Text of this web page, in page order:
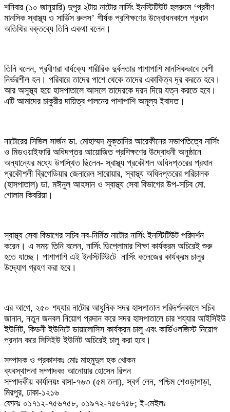
শনিবার (১০ জানুয়ারি) দুপুর ২টায় নাটোর নার্সিং ইনস্টিটিউট হলরুমে ‘প্রবীণ
মানসিক স্বাস্থ্য ও সার্ভিস রুলস’ শীর্ষক প্রশিক্ষণের উদ্বোধনকালে প্রধান
অতিথির বক্তব্যে তিনি একথা বলেন।
তিনি বলেন, প্রবীণরা বার্ধক্যে শারীরিক দুর্বলতার পাশাপাশি মানসিকভাবে বেশী
নির্ভরশীল হন। পরিবারে তাদের পাশে থেকে তাদের একাকিত্ব দূর করতে হবে।
আর অসুস্থ্য হয়ে হাসপাতালে আসলে তাদেরকে দরদ দিয়ে যত্ন করতে হবে।
এটি আমাদের চাকুরীর দায়িত্ব পালনের পাশাপাশি অমূল্য ইবাদত।
নাটোরের সিভিল সার্জন ডা. মোহাম্মদ মুক্তাদির আরেফীনের সভাপতিত্বে নার্সিং
ও মিডওয়াইফারি অধিদপ্তর আয়োজিত প্রশিক্ষণের উদ্বোধনী অনুষ্ঠানে
অন্যান্যের মধ্যে উপস্থিত ছিলেন- স্বাস্থ্য প্রকৌশল অধিদপ্তরের প্রধান
প্রকৌশলী ব্রিগেডিয়ার জেনারেল সারোয়ার, স্বাস্থ্য অধিদপ্তরের পরিচালক
(হাসপাতাল) ডা. মঈনুল আহসান ও স্বাস্থ্য সেবা বিভাগের উপ-সচিব মো.
গোলাম কিবরিয়া।
স্বাস্থ্য সেবা বিভাগের সচিব নব-নির্মিত নাটোর নার্সিং ইনস্টিটিউট পরিদর্শন
করেন। এ সময় তিনি বলেন, নার্সিং ডিপ্লোমার শিক্ষা কার্যক্রম অচিরেই শুরু
হতে যাচ্ছে। পাশাপাশি এই ইনস্টিটিউটে নার্সিং কলেজের কার্যক্রম চালুর
উদ্যোগ গ্রহণ করা হবে।
এর আগে, ২৫০ শয্যার নাটোর আধুনিক সদর হাসপাতাল পরিদর্শনকালে সচিব
জানান, নতুন জনবল নিয়োগ প্রদান করে সদর হাসপাতালে চার শয্যার আইসিইউ
ইউনিট, কিডনী ইউনিটে ডায়ালোসিস কার্যক্রম চালু এবং কার্ডিওলজিস্ট নিয়োগ
প্রদান করে সিসিইউ ইউনিট অচিরেই চালু করা হবে।
সম্পাদক ও প্রকাশকঃ মোঃ মাহমুদুল হক খোকন
ব্যবস্থাপনা সম্পাদকঃ আনোয়ার হোসেন রিপন
সম্পাদকীয় কার্যালয়ঃ বাসা-৭৬৩ (৫ম তলা), স্বর্গ লেন, পশ্চিম শেওড়াপাড়া,
মিরপুর, ঢাকা-১২১৬
ফোনঃ ০১৭১২-৭৫৬৭৫৮, ০১৯৭২-৭৫৬৭৫৮; ই-মেইলঃ